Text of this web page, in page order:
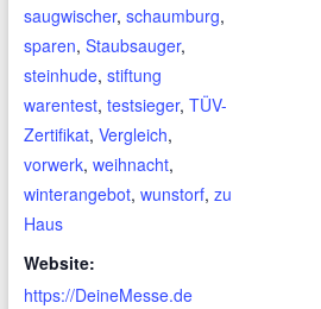
saugwischer, schaumburg,
sparen, Staubsauger,
steinhude, stiftung
warentest, testsieger, TÜV-
Zertifikat, Vergleich,
vorwerk, weihnacht,
winterangebot, wunstorf, zu
Haus
Website:
https://DeineMesse.de